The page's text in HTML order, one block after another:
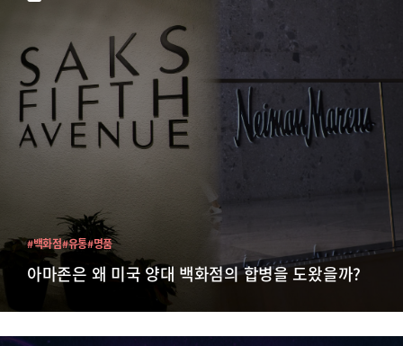
아마존은 왜 미국 양대 백화점의 합병을 도왔을까?
#백화점#유통#명품